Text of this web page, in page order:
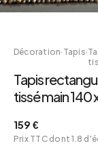
Décoration· Tapis·
Tapis
tissé main
159 €
Prix TTC dont 1.8